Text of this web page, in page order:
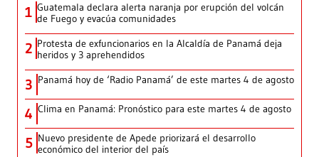
1 Guatemala declara alerta naranja por erupción del volcán
de Fuego y evacúa comunidades
2 Protesta de exfuncionarios en la Alcaldía de Panamá deja
heridos y 3 aprehendidos
3 Panamá hoy de ‘Radio Panamá’ de este martes 4 de agosto
4 Clima en Panamá: Pronóstico para este martes 4 de agosto
5 Nuevo presidente de Apede priorizará el desarrollo
económico del interior del país